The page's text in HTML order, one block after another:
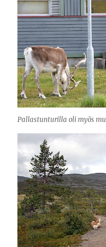
Pallastunturilla oli myös